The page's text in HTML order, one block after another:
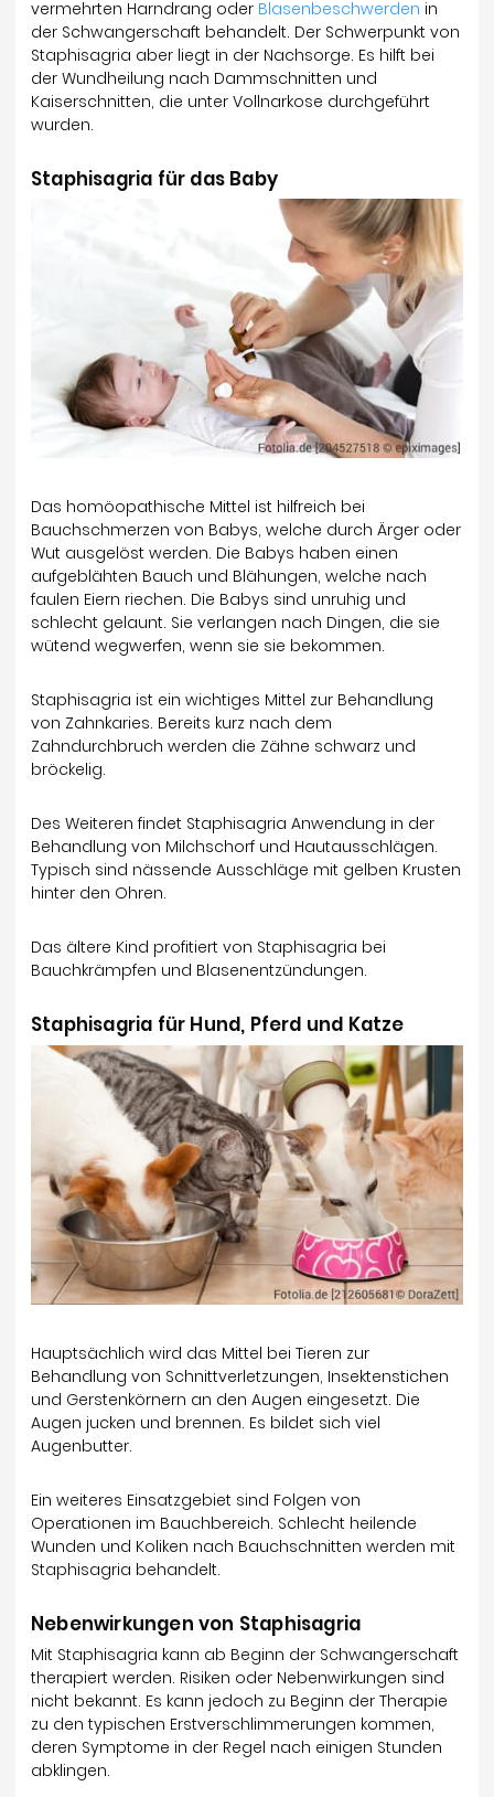
vermehrten Harndrang oder Blasenbeschwerden in
der Schwangerschaft behandelt. Der Schwerpunkt von
Staphisagria aber liegt in der Nachsorge. Es hilft bei
der Wundheilung nach Dammschnitten und
Kaiserschnitten, die unter Vollnarkose durchgeführt
wurden.
Staphisagria für das Baby
Das homöopathische Mittel ist hilfreich bei
Bauchschmerzen von Babys, welche durch Ärger oder
Wut ausgelöst werden. Die Babys haben einen
aufgeblähten Bauch und Blähungen, welche nach
faulen Eiern riechen. Die Babys sind unruhig und
schlecht gelaunt. Sie verlangen nach Dingen, die sie
wütend wegwerfen, wenn sie sie bekommen.
Staphisagria ist ein wichtiges Mittel zur Behandlung
von Zahnkaries. Bereits kurz nach dem
Zahndurchbruch werden die Zähne schwarz und
bröckelig.
Des Weiteren findet Staphisagria Anwendung in der
Behandlung von Milchschorf und Hautausschlägen.
Typisch sind nässende Ausschläge mit gelben Krusten
hinter den Ohren.
Das ältere Kind profitiert von Staphisagria bei
Bauchkrämpfen und Blasenentzündungen.
Staphisagria für Hund, Pferd und Katze
Hauptsächlich wird das Mittel bei Tieren zur
Behandlung von Schnittverletzungen, Insektenstichen
und Gerstenkörnern an den Augen eingesetzt. Die
Augen jucken und brennen. Es bildet sich viel
Augenbutter.
Ein weiteres Einsatzgebiet sind Folgen von
Operationen im Bauchbereich. Schlecht heilende
Wunden und Koliken nach Bauchschnitten werden mit
Staphisagria behandelt.
Nebenwirkungen von Staphisagria
Mit Staphisagria kann ab Beginn der Schwangerschaft
therapiert werden. Risiken oder Nebenwirkungen sind
nicht bekannt. Es kann jedoch zu Beginn der Therapie
zu den typischen Erstverschlimmerungen kommen,
deren Symptome in der Regel nach einigen Stunden
abklingen.